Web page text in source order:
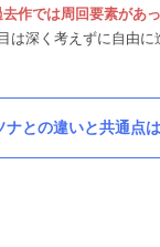
去作では周回要素があ
は深く考えずに自由
ナとの違いと共通点